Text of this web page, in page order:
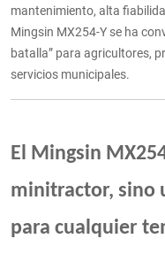
mantenimiento, alta
Mingsin MX254-Y se ha
batalla” para agricultores,
servicios municipales.
El Mingsin
minitractor, sino
para cualquier